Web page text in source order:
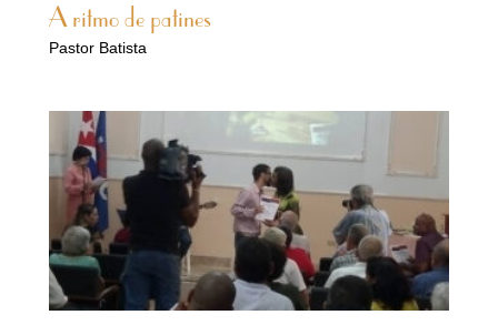
A ritmo de patines
Pastor Batista